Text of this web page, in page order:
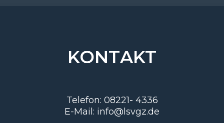
KONTAKT
Telefon: 08221- 4336
E-Mail: info@lsvgz.de